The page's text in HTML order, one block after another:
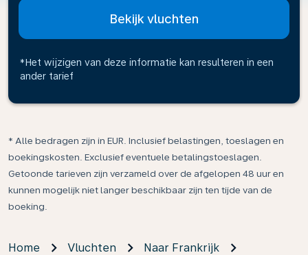
Bekijk vluchten
*Het wijzigen van deze informatie kan resulteren in een
ander tarief
* Alle bedragen zijn in EUR. Inclusief belastingen, toeslagen en
boekingskosten. Exclusief eventuele betalingstoeslagen.
Getoonde tarieven zijn verzameld over de afgelopen 48 uur en
kunnen mogelijk niet langer beschikbaar zijn ten tijde van de
boeking.
Home Vluchten
Naar Frankrijk